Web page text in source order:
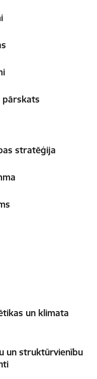
pārskats
stratēģija
un klimata
un struktūrvienību